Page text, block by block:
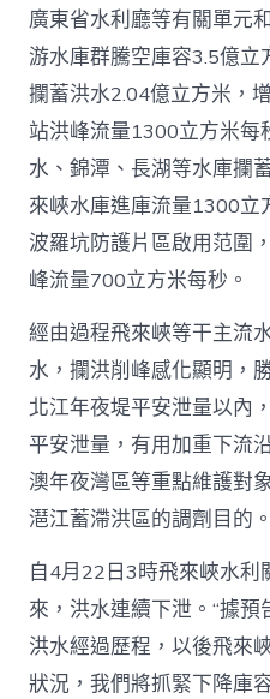
廣東省水利廳等有關單元
游水庫群騰空庫容3.5億
攔蓄洪水2.04億立方米，
站洪峰流量1300立方米每
水、錦潭、長湖等水庫攔
來峽水庫進庫流量1300立
波羅坑防護片區啟用范圍
峰流量700立方米每秒。
經由過程飛來峽等干主流
水，攔洪削峰感化顯明，
北江年夜堤平安泄量以內
平安泄量，有用加重下流
澳年夜灣區等重點維護對
潖江蓄滯洪區的調劑目的。
自4月22日3時飛來峽水利
來，洪水連續下泄。“據
洪水經過歷程，以後飛來
狀況，我們將抓緊下降庫